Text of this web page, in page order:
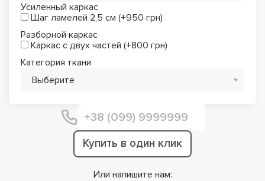
Усиленный каркас
Шаг ламелей 2,5 см (+950 грн)
Разборной каркас
Каркас с двух частей (+800 грн)
Категория ткани
Выберите
Купить в один клик
Или напишите нам: